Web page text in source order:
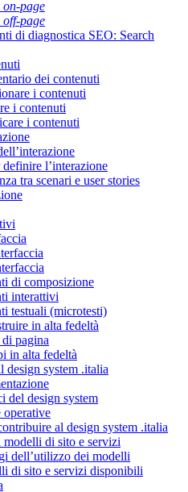
on-page
off-page
di diagnostica SEO: Search
dei contenuti
i contenuti
i contenuti
i contenuti
l’interazione
tra scenari e user stories
di composizione
interattivi
testuali (microtesti)
in alta fedeltà
pagina
in alta fedeltà
design system .italia
del design system
operative
al design system .italia
modelli di sito e servizi
dell’utilizzo dei modelli
di sito e servizi disponibili